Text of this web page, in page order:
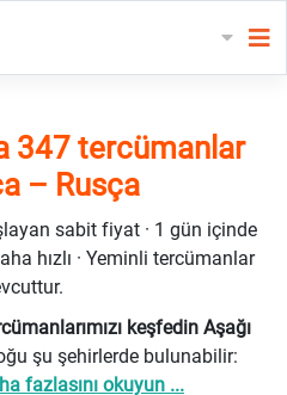
347 tercümanlar
– Rusça
sabit fiyat · 1 gün içinde
hızlı · Yeminli tercümanlar
keşfedin Aşağı
şu şehirlerde bulunabilir:
fazlasını okuyun ...